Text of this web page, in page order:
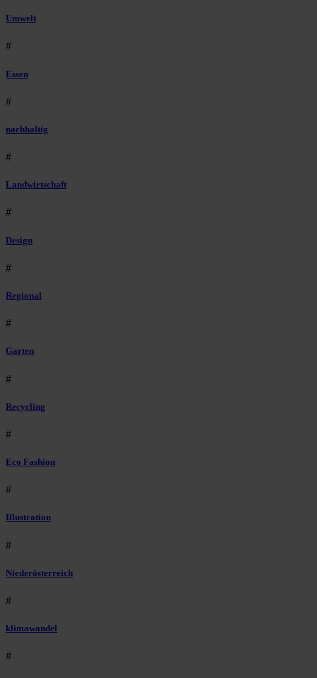
Umwelt
#
Essen
#
nachhaltig
#
Landwirtschaft
#
Design
#
Regional
#
Garten
#
Recycling
#
Eco Fashion
#
Illustration
#
Niederösterreich
#
klimawandel
#